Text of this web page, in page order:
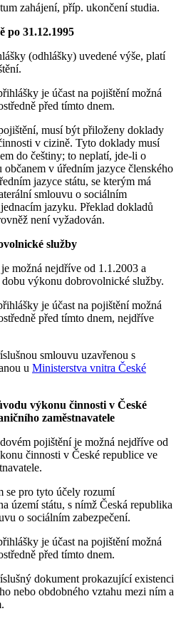
zahájení, příp. ukončení studia.
po 31.12.1995
(odhlášky) uvedené výše, platí
je účast na pojištění možná
před tímto dnem.
musí být přiloženy doklady
v cizině. Tyto doklady musí
do češtiny; to neplatí, jde-li o
v úředním jazyce členského
jazyce státu, se kterým má
smlouvu o sociálním
jazyku. Překlad dokladů
není vyžadován.
služby
možná nejdříve od 1.1.2003 a
výkonu dobrovolnické služby.
je účast na pojištění možná
před tímto dnem, nejdříve
smlouvu uzavřenou s
u Ministerstva vnitra České
výkonu činnosti v České
zaměstnavatele
pojištění je možná nejdříve od
činnosti v České republice ve
se pro tyto účely rozumí
území státu, s nímž Česká republika
o sociálním zabezpečení.
je účast na pojištění možná
před tímto dnem.
dokument prokazující existenci
nebo obdobného vztahu mezi ním a